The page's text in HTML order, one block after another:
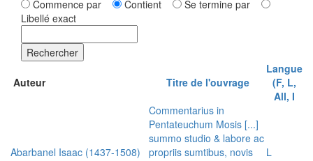
Commence par Contient
Se termine par
Libellé exact
Rechercher
Auteur Titre de l'ouvrage
Langue
(F, L,
All, I
Abarbanel Isaac (1437-1508)
Commentarius in
Pentateuchum Mosis [...]
summo studio & labore ac
propriis sumtibus, novis
L